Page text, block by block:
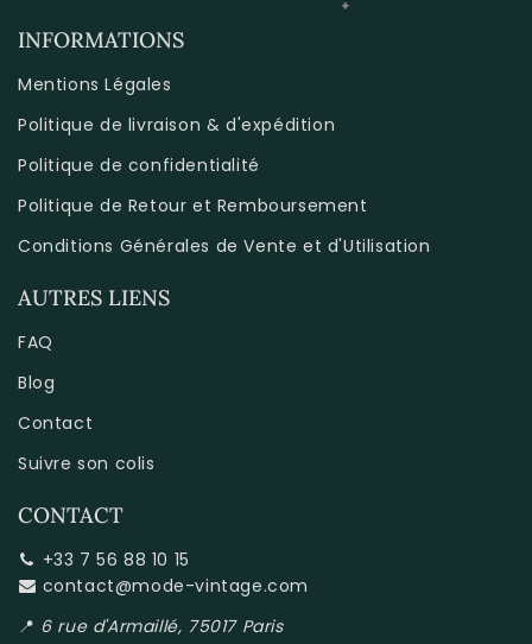
INFORMATIONS
Mentions Légales
Politique de livraison & d'expédition
Politique de confidentialité
Politique de Retour et Remboursement
Conditions Générales de Vente et d'Utilisation
AUTRES LIENS
FAQ
Blog
Contact
Suivre son colis
CONTACT
+33 7 56 88 10 15
contact@mode-vintage.com
📍 6 rue d'Armaillé, 75017 Paris